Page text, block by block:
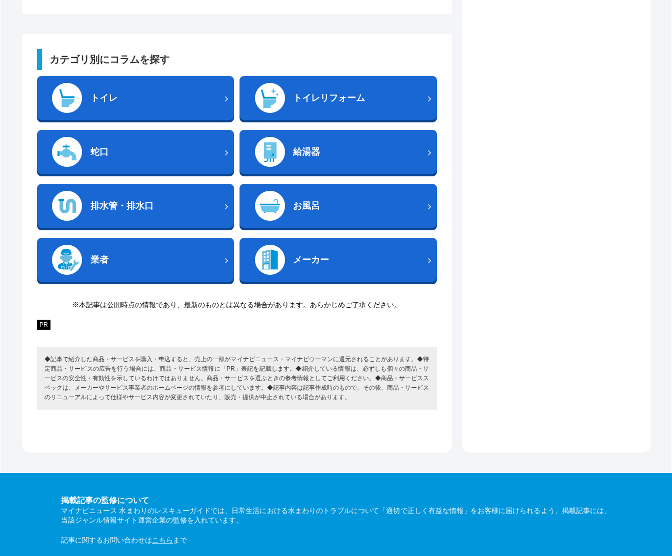
カテゴリ別にコラムを探す
トイレ トイレリフォーム
蛇口 給湯器
排水管・排水口 お風呂
業者 メーカー
※本記事は公開時点の情報であり、最新のものとは異なる場合があります。あらかじめご了承ください。
PR
◆記事で紹介した商品・サービスを購入・申込すると、売上の一部がマイナビニュース・マイナビウーマンに還元されることがあります。◆特
定商品・サービスの広告を行う場合には、商品・サービス情報に「PR」表記を記載します。◆紹介している情報は、必ずしも個々の商品・サ
ービスの安全性・有効性を示しているわけではありません。商品・サービスを選ぶときの参考情報としてご利用ください。◆商品・サービスス
ペックは、メーカーやサービス事業者のホームページの情報を参考にしています。◆記事内容は記事作成時のもので、その後、商品・サービス
のリニューアルによって仕様やサービス内容が変更されていたり、販売・提供が中止されている場合があります。
掲載記事の監修について
マイナビニュース 水まわりのレスキューガイドでは、日常生活における水まわりのトラブルについて「適切で正しく有益な情報」をお客様に届けられるよう、掲載記事には、
当該ジャンル情報サイト運営企業の監修を入れています。
記事に関するお問い合わせはこちら まで